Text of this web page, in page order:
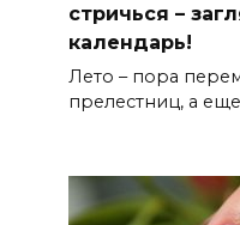
стричься –
календарь!
Лето – пора
прелестниц, а